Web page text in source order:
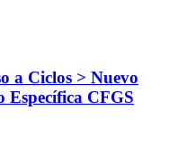
a Ciclos > Nuevo
Específica CFGS